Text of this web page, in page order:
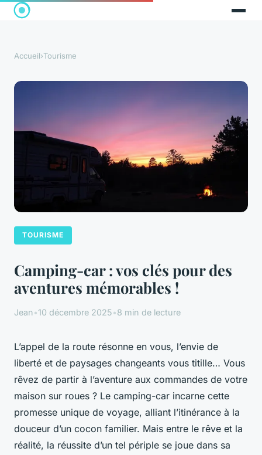
Accueil›Tourisme
TOURISME
Camping-car : vos clés pour des
aventures mémorables !
Jean•10 décembre 2025•8 min de lecture
L’appel de la route résonne en vous, l’envie de
liberté et de paysages changeants vous titille… Vous
rêvez de partir à l’aventure aux commandes de votre
maison sur roues ? Le camping-car incarne cette
promesse unique de voyage, alliant l’itinérance à la
douceur d’un cocon familier. Mais entre le rêve et la
réalité, la réussite d’un tel périple se joue dans sa